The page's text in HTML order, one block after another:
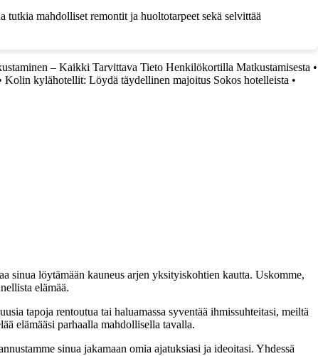
tutkia mahdolliset remontit ja huoltotarpeet sekä selvittää
– Kaikki Tarvittava Tieto Henkilökortilla Matkustamisesta •
Kolin kylähotellit: Löydä täydellinen majoitus Sokos hotelleista •
sinua löytämään kauneus arjen yksityiskohtien kautta. Uskomme,
elämää.
tapoja rentoutua tai haluamassa syventää ihmissuhteitasi, meiltä
elämääsi parhaalla mahdollisella tavalla.
sinua jakamaan omia ajatuksiasi ja ideoitasi. Yhdessä